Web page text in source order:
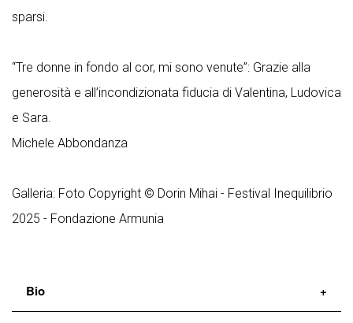
sparsi.
“Tre donne in fondo al cor, mi sono venute”: Grazie alla
generosità e all’incondizionata fiducia di Valentina, Ludovica
e Sara.
Michele Abbondanza
Galleria: Foto Copyright © Dorin Mihai - Festival Inequilibrio
2025 - Fondazione Armunia
Bio